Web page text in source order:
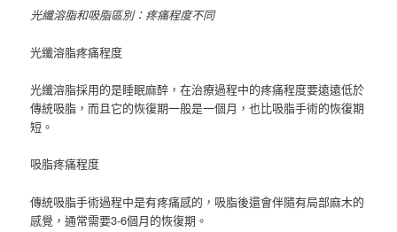
光纖溶脂和吸脂區別：疼痛程度不同
光纖溶脂疼痛程度
光纖溶脂採用的是睡眠麻醉，在治療過程中的疼痛程度要遠遠低於
傳統吸脂，而且它的恢復期一般是一個月，也比吸脂手術的恢復期
短。
吸脂疼痛程度
傳統吸脂手術過程中是有疼痛感的，吸脂後還會伴隨有局部麻木的
感覺，通常需要3-6個月的恢復期。